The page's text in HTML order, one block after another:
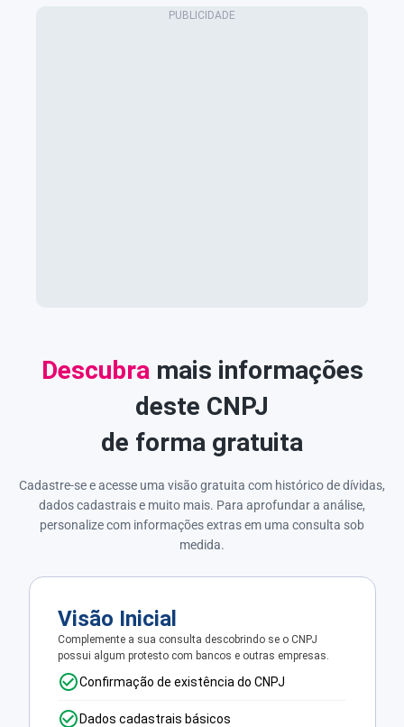
Descubramais informações
deste CNPJ
de forma gratuita
Cadastre-se e acesse uma visão gratuita com histórico de dívidas,
dados cadastrais e muito mais. Para aprofundar a análise,
personalize com informações extras em uma consulta sob
medida.
Visão Inicial
Complemente a sua consulta descobrindo se o CNPJ
possui algum protesto com bancos e outras empresas.
Confirmação de existência do CNPJ
Dados cadastrais básicos